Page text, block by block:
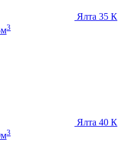
Ялта 35 К
3
Ялта 40 К
3